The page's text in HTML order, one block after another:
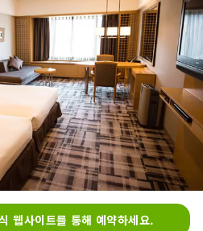
웹사이트를 통해 예약하세요.